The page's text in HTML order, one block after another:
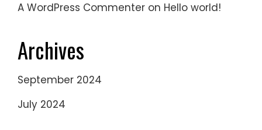
A WordPress Commenter on Hello world!
Archives
September 2024
July 2024